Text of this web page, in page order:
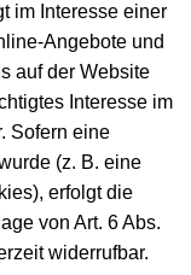
im Interesse einer
Angebote und
auf der Website
Interesse im
Sofern eine
(z. B. eine
erfolgt die
von Art. 6 Abs.
widerrufbar.